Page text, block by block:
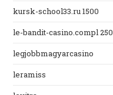
kursk-school33.ru 1500
le-bandit-casino.compl 250
legjobbmagyarcasino
leramiss